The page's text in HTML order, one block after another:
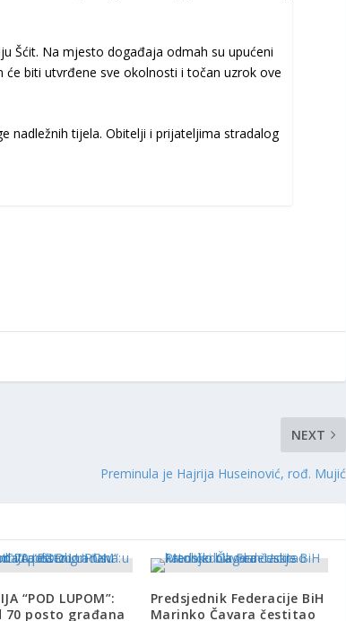
Šćit. Na mjesto događaja odmah su upućeni
biti utvrđene sve okolnosti i točan uzrok ove
nadležnih tijela. Obitelji i prijateljima stradalog
NEXT
Preminula je Hajrija Huseinović, rođ. Mujić
“POD LUPOM”:
70 posto građana
Predsjednik Federacije BiH
Marinko Čavara čestitao